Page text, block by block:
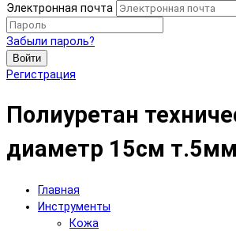
Электронная почта
Забыли пароль?
Войти
Регистрация
Полиуретан
диаметр 15см т.5мм
Главная
Инструменты
Кожа